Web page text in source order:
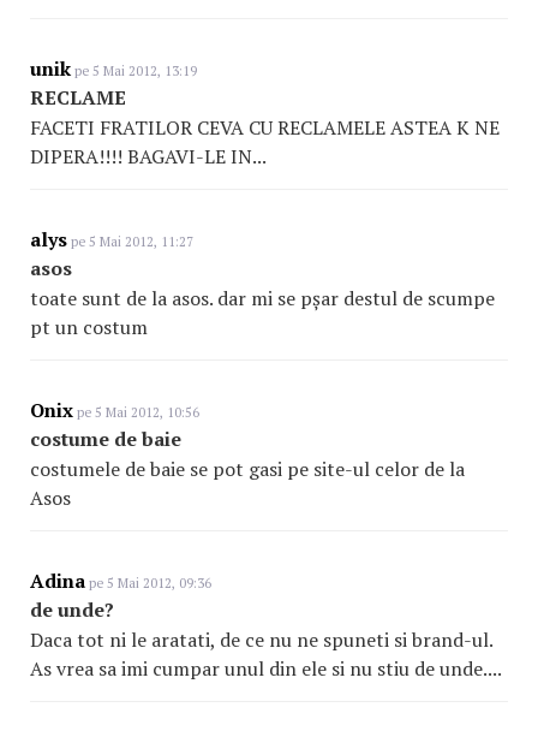
unik pe 5 Mai 2012, 13:19
RECLAME
FACETI FRATILOR CEVA CU RECLAMELE ASTEA K NE
DIPERA!!!! BAGAVI-LE IN...
alys pe 5 Mai 2012, 11:27
asos
toate sunt de la asos. dar mi se pșar destul de scumpe
pt un costum
Onix pe 5 Mai 2012, 10:56
costume de baie
costumele de baie se pot gasi pe site-ul celor de la
Asos
Adina pe 5 Mai 2012, 09:36
de unde?
Daca tot ni le aratati, de ce nu ne spuneti si brand-ul.
As vrea sa imi cumpar unul din ele si nu stiu de unde....